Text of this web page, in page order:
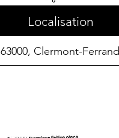
Localisation
63000, Clermont-Ferrand